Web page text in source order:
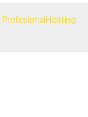
ProfesionalHosting